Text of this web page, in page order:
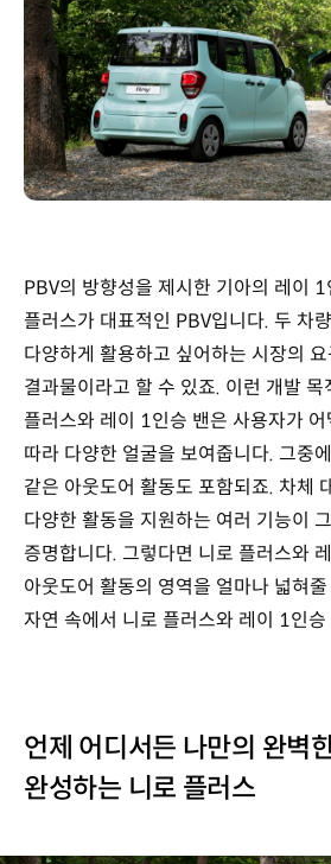
PBV의 방향성을 제시한 기아의 레이
플러스가 대표적인 PBV입니다. 두 차
다양하게 활용하고 싶어하는 시장의
결과물이라고 할 수 있죠. 이런 개발 목
플러스와 레이 1인승 밴은 사용자가 어
따라 다양한 얼굴을 보여줍니다. 그중
같은 아웃도어 활동도 포함되죠. 차체
다양한 활동을 지원하는 여러 기능이
증명합니다. 그렇다면 니로 플러스와
아웃도어 활동의 영역을 얼마나 넓혀
자연 속에서 니로 플러스와 레이 1인
언제 어디서든 나만의 완벽
완성하는 니로 플러스